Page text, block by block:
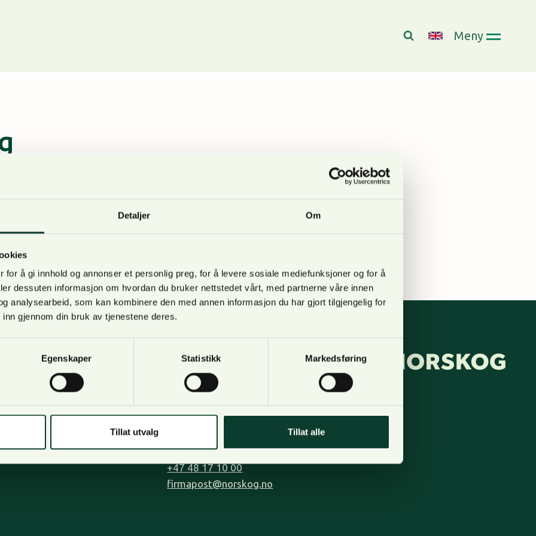
Detaljer Om
for å gi innhold og annonser et personlig preg, for å levere sosiale mediefunksjoner og for å
dessuten informasjon om hvordan du bruker nettstedet vårt, med partnerne våre innen
analysearbeid, som kan kombinere den med annen informasjon du har gjort tilgjengelig for
gjennom din bruk av tjenestene deres.
Egenskaper Statistikk Markedsføring
Tillat utvalg Tillat alle
Meny
foredrag
Om oss
Bli medlem
Tjenester
Organisasjon og visjon
Personvern
Kontakt oss
Lilleakerveien 31, oppgang B,
+47 48 17 10 00
firmapost@norskog.no